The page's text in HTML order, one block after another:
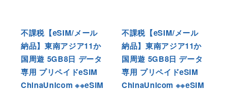
不課税【eSIM/メール
納品】東南アジア11か
国周遊 5GB8日 データ
専用 プリペイドeSIM
ChinaUnicom ※※eSIM
不課税【eSIM/メール
納品】東南アジア11か
国周遊 5GB8日 データ
専用 プリペイドeSIM
ChinaUnicom ※※eSIM